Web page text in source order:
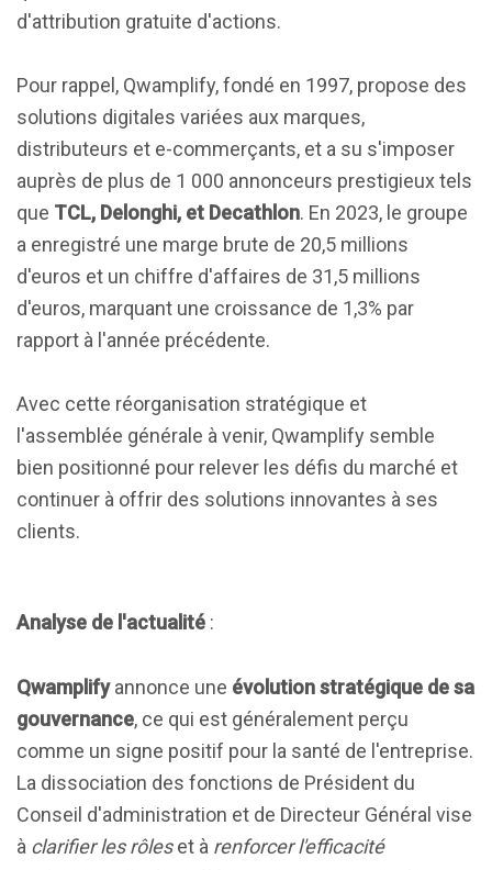
d'attribution gratuite d'actions.
Pour rappel, Qwamplify, fondé en 1997, propose des
solutions digitales variées aux marques,
distributeurs et e-commerçants, et a su s'imposer
auprès de plus de 1 000 annonceurs prestigieux tels
que TCL, Delonghi, et Decathlon. En 2023, le groupe
a enregistré une marge brute de 20,5 millions
d'euros et un chiffre d'affaires de 31,5 millions
d'euros, marquant une croissance de 1,3% par
rapport à l'année précédente.
Avec cette réorganisation stratégique et
l'assemblée générale à venir, Qwamplify semble
bien positionné pour relever les défis du marché et
continuer à offrir des solutions innovantes à ses
clients.
Analyse de l'actualité :
Qwamplifyannonce une évolution stratégique de sa
gouvernance, ce qui est généralement perçu
comme un signe positif pour la santé de l'entreprise.
La dissociation des fonctions de Président du
Conseil d'administration et de Directeur Général vise
à clarifier les rôleset à renforcer l'efficacité